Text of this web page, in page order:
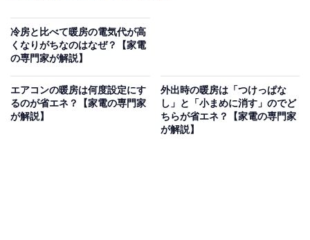
冷房と比べて暖房の電気代が高
くなりがちなのはなぜ？【家電
の専門家が解説】
エアコンの暖房は何度設定にす
るのが省エネ？【家電の専門家
が解説】
外出時の暖房は「つけっぱな
し」と「小まめに消す」のでど
ちらが省エネ？【家電の専門家
が解説】